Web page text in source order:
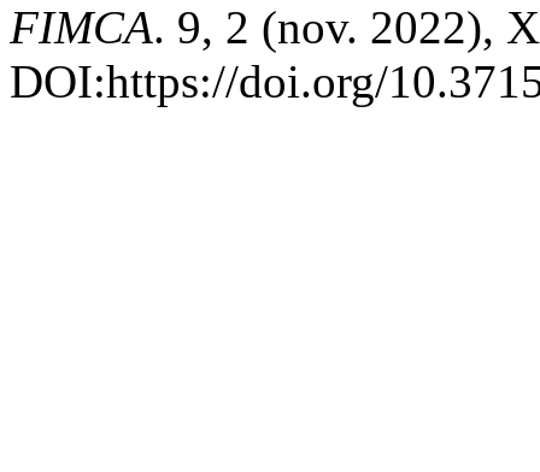
FIMCA. 9, 2 (nov. 2022),
DOI:https://doi.org/